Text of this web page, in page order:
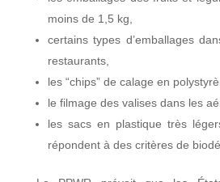
moins de 1,5 kg,
certains types d’emballages
restaurants,
les “chips” de calage en
le filmage des valises dans les
les sacs en plastique très
répondent à des critères de